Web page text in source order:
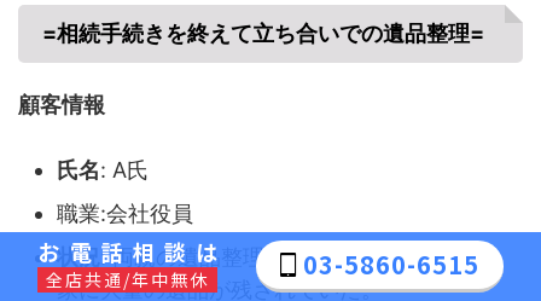
=相続手続きを終えて立ち合いでの遺品整理=
顧客情報
氏名: A氏
職業:会社役員
状況 : 両親の遺品整理をする必要があり、空き
家に大量の遺品が残されていた。
お電話相談は
全店共通/年中無休 03-5860-6515